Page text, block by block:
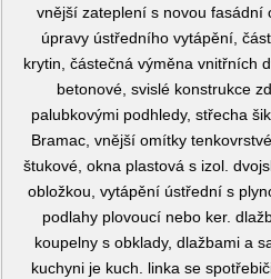
vnější zateplení s novou fasádní
úpravy ústředního vytápění,
krytin, částečná výměna vnitřních
betonové, svislé konstrukce
palubkovými podhledy, střecha
Bramac, vnější omítky
štukové, okna plastová s izol.
obložkou, vytápění ústřední s
podlahy plovoucí nebo ker.
koupelny s obklady, dlažbami a
kuchyni je kuch. linka se